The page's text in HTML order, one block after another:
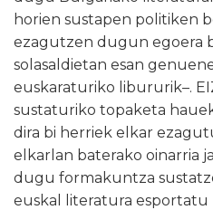
horien sustapen politiken
ezagutzen dugun egoera
solasaldietan esan
euskaraturiko libururik–.
sustaturiko topaketa
dira bi herriek elkar
elkarlan baterako oinarria
dugu formakuntza
euskal literatura esportatu